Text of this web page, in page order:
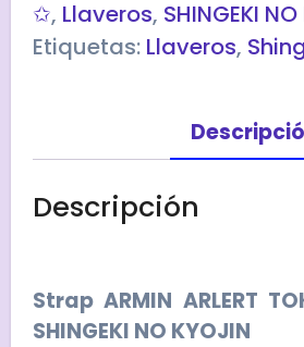
SHINGEKI
NO
✩, Llaveros, SHINGEKI
Etiquetas: Llaveros,
Descripción
Strap ARMIN ARLERT
SHINGEKI NO KYOJIN